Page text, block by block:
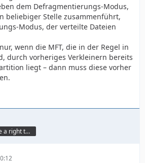
dem Defragmentierungs-Modus,
beliebiger Stelle zusammenführt,
Modus, der verteilte Dateien
wenn die MFT, die in der Regel in
durch vorheriges Verkleinern bereits
liegt – dann muss diese vorher
All things have a right to grow